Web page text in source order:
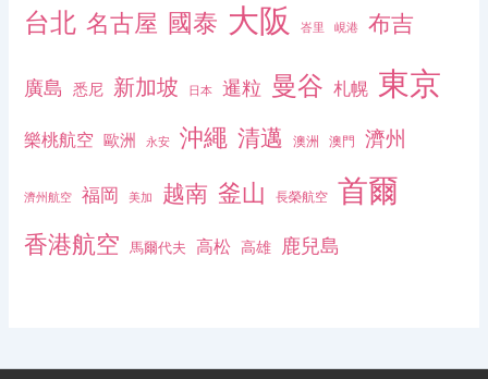
台北 名古屋 國泰 大阪 峇里 峴港 布吉
廣島 悉尼 新加坡 日本 暹粒 曼谷 札幌 東京
樂桃航空 歐洲 永安 沖繩 清邁 澳洲 澳門 濟州
濟州航空 福岡 美加 越南 釜山 長榮航空 首爾
香港航空 馬爾代夫 高松 高雄 鹿兒島